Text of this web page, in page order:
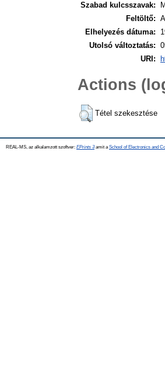
Szabad kulcsszavak:
Feltöltő:
Elhelyezés dátuma:
Utolsó változtatás:
URI:
Actions
Tétel szekesztése
REAL-MS, az alkalamzott szoftver: EPrints 3amit a School of Electronics and